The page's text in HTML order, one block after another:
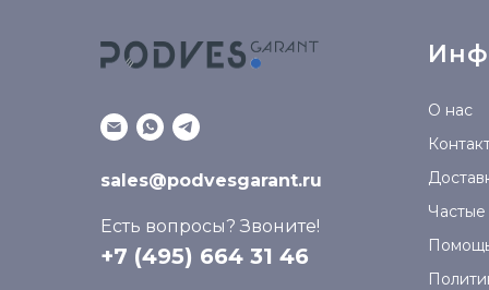
sales@podvesgarant.ru
Есть вопросы? Звоните!
+7 (495) 664 31 46
О нас